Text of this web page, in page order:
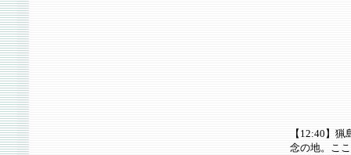
【12:40】
念の地。こ